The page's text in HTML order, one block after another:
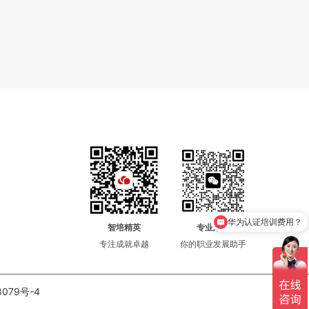
智培精英
专注成就卓越
专业顾问
你的职业发展助手
号-4
华为认证培训费用？